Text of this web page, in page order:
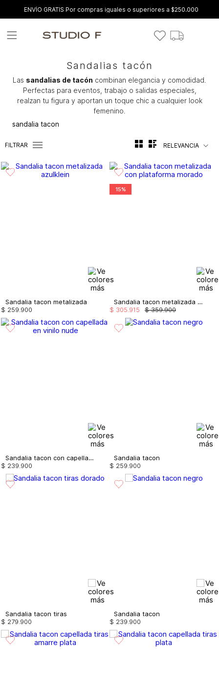
ENVÍO GRATIS Por compras iguales o superiores a $250.000
Sandalias tacón
Las sandalias de tacón combinan elegancia y comodidad.
Perfectas para eventos, trabajo o salidas especiales,
realzan tu figura y aportan un toque chic a cualquier look
femenino.
sandalia tacon
FILTRAR RELEVANCIA
Sandalia tacon metalizada
$ 259 900
15%
Sandalia tacon metalizada con plataforma
$ 359.900
$ 305 915
Sandalia tacon con capellada en vinilo
$ 239 900
Sandalia tacon
$ 259 900
Sandalia tacon tiras
$ 279 900
Sandalia tacon
$ 239 900